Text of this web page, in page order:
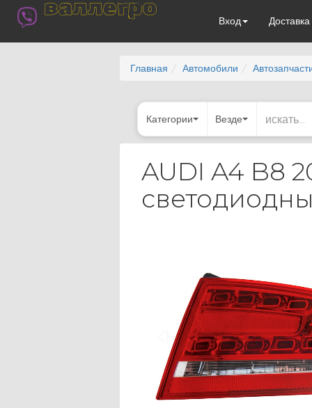
валлегро
Вход Доставка
Главная Автомобили
Категории Везде
AUDI A4 B8